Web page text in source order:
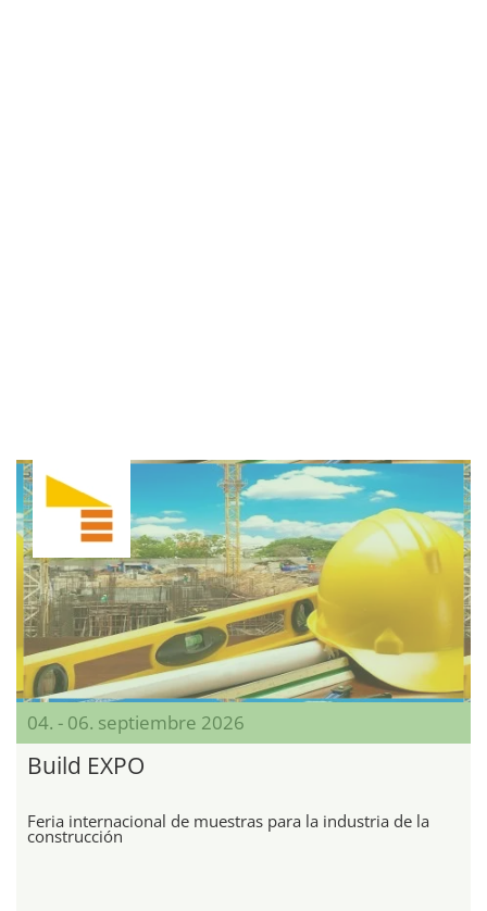
04. - 06. septiembre 2026
Build EXPO
Feria internacional de muestras para la industria de la
construcción